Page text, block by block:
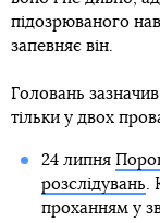
підозрюваного
запевняє він.
Головань
тільки у двох
24 липня
розслідувань.
проханням у